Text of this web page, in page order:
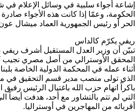
إشاعة أجواء سلبية في وسائل الإعلام
الحكومة، وعمّا إذا كانت هذه الأجواء
الحر أو رئيس الجمهورية العماد ميشال
ريفي يكرّم كالداس
تبيّن أن وزير العدل المستقيل أشرف ريفي
المحقق الأوسترالي من أصل مصري نجيب
أثناء عمله في المحكمة الدولية الخاصة
الذي تولى منصب مدير قسم التحقيق في
باكراً اتهام حزب الله باغتيال الرئيس
التي لم تتم بالتشاور مع أحد، هدفت أيضاً
أقربائه من المهاجرين في أوستراليا.